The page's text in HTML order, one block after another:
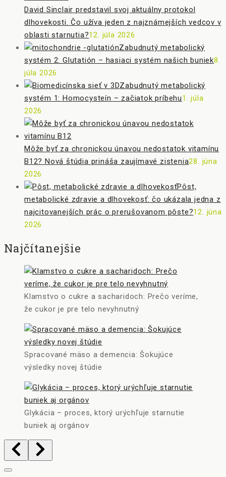
David Sinclair predstavil svoj aktuálny protokol
dlhovekosti. Čo užíva jeden z najznámejších vedcov v
oblasti starnutia?12. júla 2026
Zabudnutý metabolický
systém 2: Glutatión – hasiaci systém našich buniek8.
júla 2026
Zabudnutý metabolický
systém 1: Homocysteín – začiatok príbehu1. júla
2026
Môže byť za chronickou únavou nedostatok vitamínu
B12? Nová štúdia prináša zaujímavé zistenia28. júna
2026
Pôst,
metabolické zdravie a dlhovekosť: čo ukázala jedna z
najcitovanejších prác o prerušovanom pôste?12. júna
2026
Najčítanejšie
Klamstvo o cukre a sacharidoch: Prečo veríme,
že cukor je pre telo nevyhnutný
Spracované mäso a demencia: Šokujúce
výsledky novej štúdie
Glykácia – proces, ktorý urýchľuje starnutie
buniek aj orgánov